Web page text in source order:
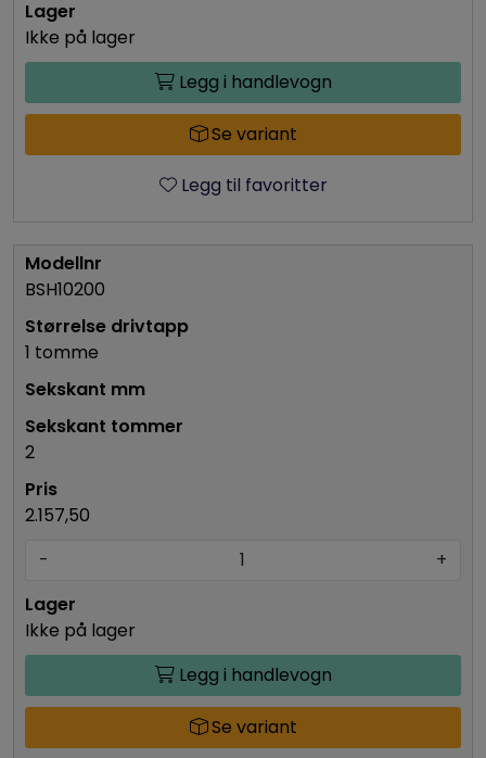
Ikke på lager
Legg i handlevogn
Se variant
Legg til favoritter
BSH10200
1 tomme
2
2.157,50
-
+
Ikke på lager
Legg i handlevogn
Se variant